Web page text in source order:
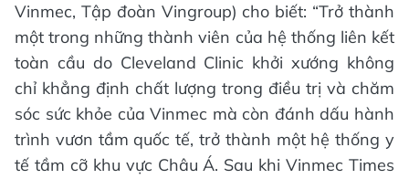
Vinmec, Tập đoàn Vingroup) cho biết: “Trở thành
một trong những thành viên của hệ thống liên kết
toàn cầu do Cleveland Clinic khởi xướng không
chỉ khẳng định chất lượng trong điều trị và chăm
sóc sức khỏe của Vinmec mà còn đánh dấu hành
trình vươn tầm quốc tế, trở thành một hệ thống y
tế tầm cỡ khu vực Châu Á. Sau khi Vinmec Times